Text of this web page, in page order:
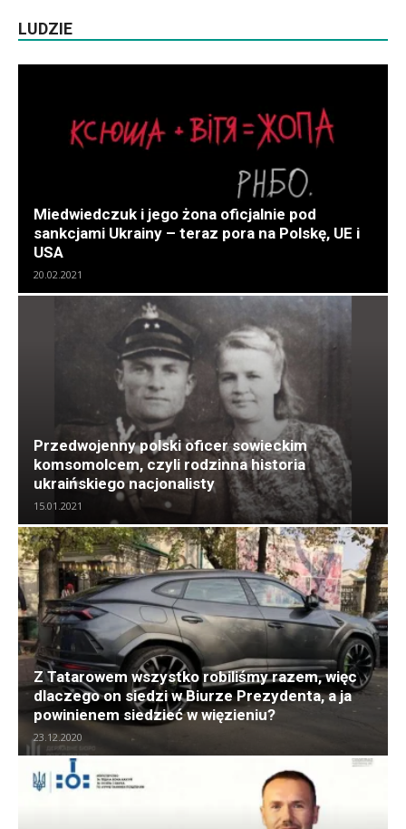
LUDZIE
Miedwiedczuk i jego żona oficjalnie pod
sankcjami Ukrainy – teraz pora na Polskę, UE i
USA
20.02.2021
Przedwojenny polski oficer sowieckim
komsomolcem, czyli rodzinna historia
ukraińskiego nacjonalisty
15.01.2021
Z Tatarowem wszystko robiliśmy razem, więc
dlaczego on siedzi w Biurze Prezydenta, a ja
powinienem siedzieć w więzieniu?
23.12.2020